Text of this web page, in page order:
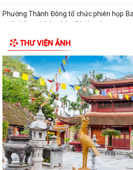
Phường Thành Đông tổ chức phiên họp
ngân hàng chính sách xã hội quý...
Hơn 1.600 đoàn viên, người lao động trên
tham gia bữa cơm công đoàn
Đảng ủy phường Thành Đông tổ chức
hè năm 2026 cho đội ngũ giáo viên
Phường Thành Đông tri ân Người có công
Công an phường Thành Đông dâng
nhân kỷ niệm 79 năm Ngày Thương...
Phường Thành Đông tri ân các gia đình
THƯ VIỆN ẢNH